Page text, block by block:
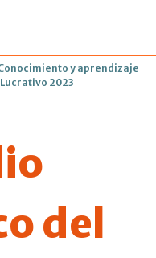
y aprendizaje
2023
del